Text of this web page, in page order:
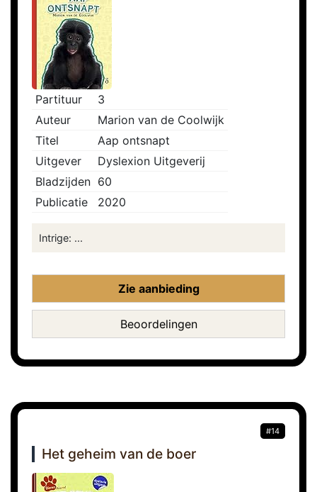
Partituur
3
Auteur
Marion van de Coolwijk
Titel
Aap ontsnapt
Uitgever
Dyslexion Uitgeverij
Bladzijden 60
Publicatie
2020
Intrige: ...
Zie aanbieding
Beoordelingen
#14
Het geheim van de boer